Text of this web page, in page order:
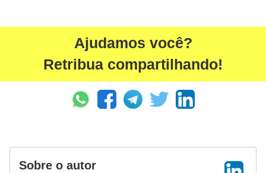
Ajudamos você?
Retribua compartilhando!
Sobre o autor